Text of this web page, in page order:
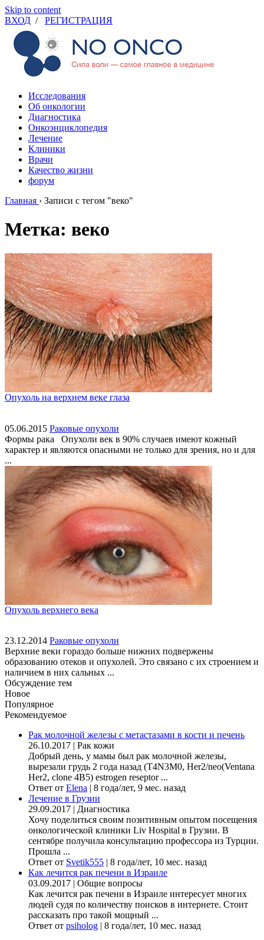
Skip to content
ВХОД / РЕГИСТРАЦИЯ
Исследования
Об онкологии
Диагностика
Онкоэнциклопедия
Лечение
Клиники
Врачи
Качество жизни
форум
Главная › Записи с тегом "веко"
Метка: веко
Опухоль на верхнем веке глаза
05.06.2015 Раковые опухоли
Формы рака Опухоли век в 90% случаев имеют кожный
характер и являются опасными не только для зрения, но и для
...
Опухоль верхнего века
23.12.2014 Раковые опухоли
Верхние веки гораздо больше нижних подвержены
образованию отеков и опухолей. Это связано с их строением и
наличием в них сальных ...
Обсуждение тем
Новое
Популярное
Рекомендуемое
Рак молочной железы с метастазами в кости и печень
26.10.2017
Рак кожи
Добрый день, у мамы был рак молочной железы,
вырезали грудь 2 года назад (Т4N3M0, Her2/neo(Ventana
Her2, clone 4B5) estrogen reseptor ...
Ответ от Elena
8 года/лет, 9 мес. назад
Лечение в Грузии
29.09.2017
Диагностика
Хочу поделиться своим позитивным опытом посещения
онкологической клиники Liv Hospital в Грузии. В
сентябре получила консультацию профессора из Турции.
Прошла ...
Ответ от Svetik555
8 года/лет, 10 мес. назад
Как лечится рак печени в Израиле
03.09.2017
Общие вопросы
Как лечится рак печени в Израиле интересует многих
людей судя по количеству поисков в интернете. Стоит
рассказать про такой мощный ...
Ответ от psiholog
8 года/лет, 10 мес. назад